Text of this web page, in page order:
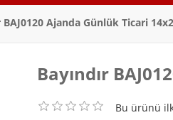
BAJ0120 Ajanda Günlük Ticari
Bayındır
Bu ürünü